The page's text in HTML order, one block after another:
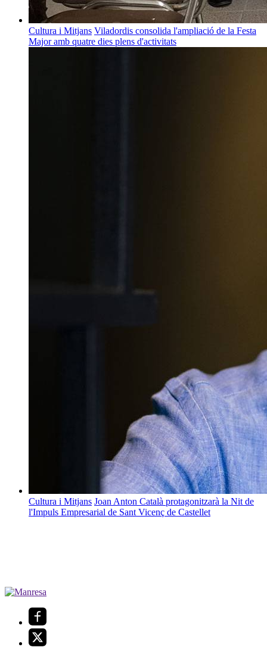
Cultura i Mitjans Viladordis consolida l'ampliació de la Festa
Major amb quatre dies plens d'activitats
Cultura i Mitjans Joan Anton Català protagonitzarà la Nit de
l'Impuls Empresarial de Sant Vicenç de Castellet